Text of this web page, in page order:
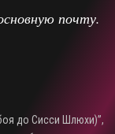
почту.
до Сисси Шлюхи)”,